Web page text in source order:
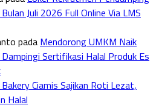
Juli 2026 Full Online Via LMS
pada Mendorong UMKM Naik
Sertifikasi Halal Produk Es
Ciamis Sajikan Roti Lezat,
Halal